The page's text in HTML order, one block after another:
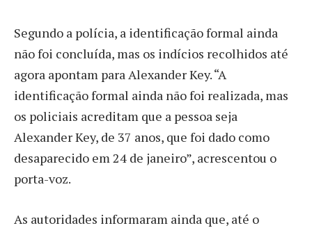
Segundo a polícia, a identificação formal ainda
não foi concluída, mas os indícios recolhidos até
agora apontam para Alexander Key. “A
identificação formal ainda não foi realizada, mas
os policiais acreditam que a pessoa seja
Alexander Key, de 37 anos, que foi dado como
desaparecido em 24 de janeiro”, acrescentou o
porta-voz.
As autoridades informaram ainda que, até o